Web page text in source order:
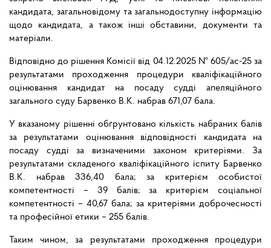
кандидата, загальновідому та загальнодоступну інформацію
щодо кандидата, а також інші обставини, документи та
матеріали.
Відповідно до рішення Комісії від 04.12.2025 № 605/ас-25 за
результатами проходження процедури кваліфікаційного
оцінювання кандидат на посаду судді апеляційного
загального суду Барвенко В.К. набрав 671,07 бала.
У вказаному рішенні обґрунтовано кількість набраних балів
за результатами оцінювання відповідності кандидата на
посаду судді за визначеними законом критеріями. За
результатами складеного кваліфікаційного іспиту Барвенко
В.К. набрав 336,40 бала; за критерієм особистої
компетентності – 39 балів; за критерієм соціальної
компетентності – 40,67 бала; за критеріями доброчесності
та професійної етики – 255 балів.
Таким чином, за результатами проходження процедури